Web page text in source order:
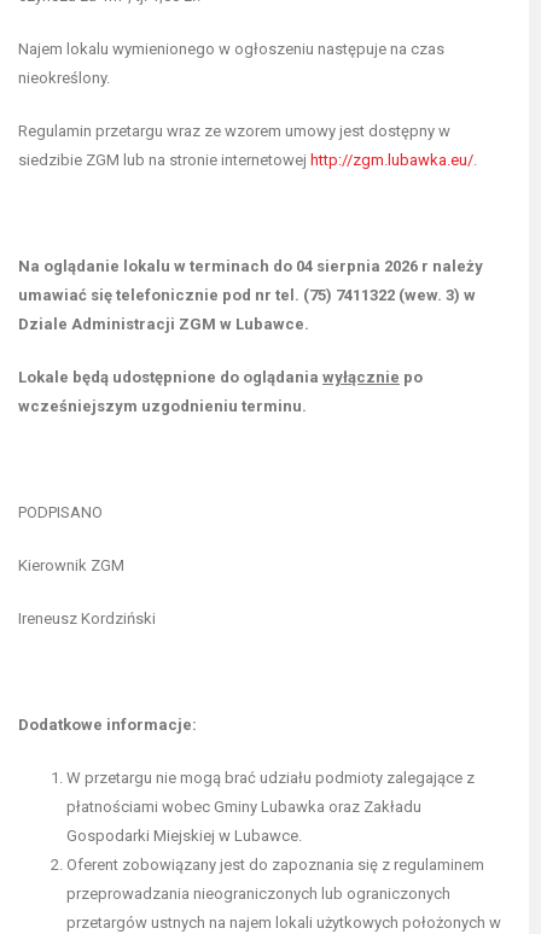
Najem lokalu wymienionego w ogłoszeniu następuje na czas
nieokreślony.
Regulamin przetargu wraz ze wzorem umowy jest dostępny w
siedzibie ZGM lub na stronie internetowej http://zgm.lubawka.eu/.
Na oglądanie lokalu w terminach do 04 sierpnia 2026 r należy
umawiać się telefonicznie pod nr tel. (75) 7411322 (wew. 3) w
Dziale Administracji ZGM w Lubawce.
Lokale będą udostępnione do oglądania wyłącznie po
wcześniejszym uzgodnieniu terminu.
PODPISANO
Kierownik ZGM
Ireneusz Kordziński
Dodatkowe informacje:
W przetargu nie mogą brać udziału podmioty zalegające z
płatnościami wobec Gminy Lubawka oraz Zakładu
Gospodarki Miejskiej w Lubawce.
Oferent zobowiązany jest do zapoznania się z regulaminem
przeprowadzania nieograniczonych lub ograniczonych
przetargów ustnych na najem lokali użytkowych położonych w